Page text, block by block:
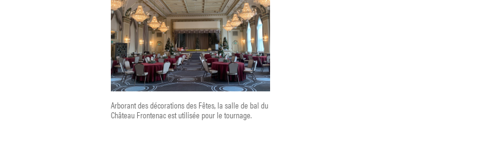
Arborant des décorations des Fêtes, la salle de bal du
Château Frontenac est utilisée pour le tournage.